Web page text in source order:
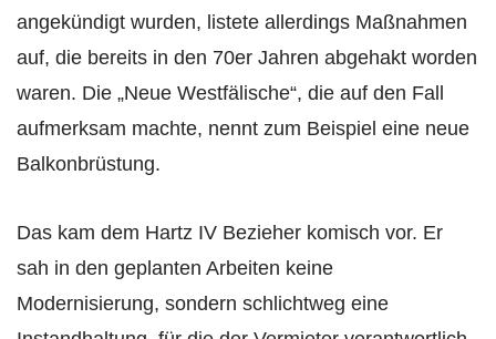
angekündigt wurden, listete allerdings Maßnahmen
auf, die bereits in den 70er Jahren abgehakt worden
waren. Die „Neue Westfälische“, die auf den Fall
aufmerksam machte, nennt zum Beispiel eine neue
Balkonbrüstung.
Das kam dem Hartz IV Bezieher komisch vor. Er
sah in den geplanten Arbeiten keine
Modernisierung, sondern schlichtweg eine